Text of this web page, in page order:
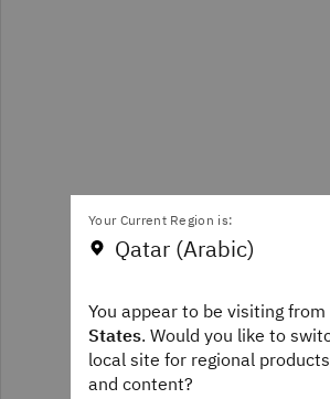
Your Current Region is:
Qatar (Arabic)
You appear to be visiting from
States. Would you like to
local site for regional
and content?